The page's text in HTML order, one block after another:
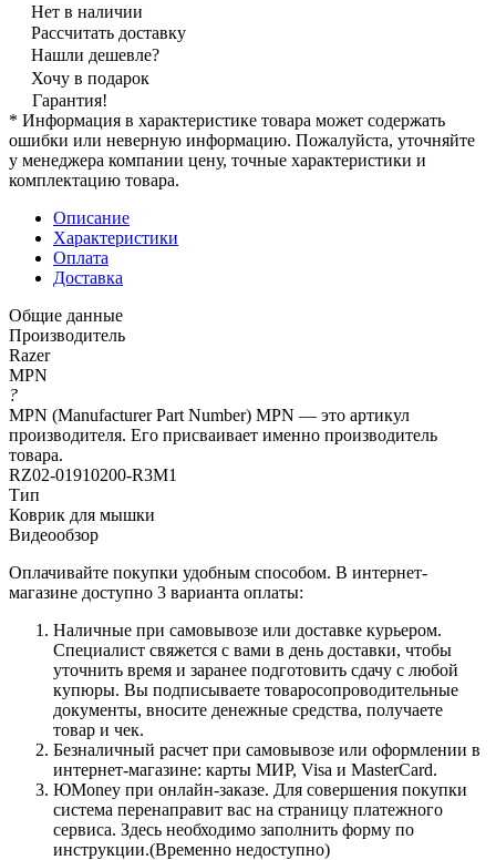
Нет в наличии
Рассчитать доставку
Нашли дешевле?
Хочу в подарок
Гарантия!
* Информация в характеристике товара может содержать
ошибки или неверную информацию. Пожалуйста, уточняйте
у менеджера компании цену, точные характеристики и
комплектацию товара.
Описание
Характеристики
Оплата
Доставка
Общие данные
Производитель
Razer
MPN
?
MPN (Manufacturer Part Number) MPN — это артикул
производителя. Его присваивает именно производитель
товара.
RZ02-01910200-R3M1
Тип
Коврик для мышки
Видеообзор
Оплачивайте покупки удобным способом. В интернет-
магазине доступно 3 варианта оплаты:
Наличные при самовывозе или доставке курьером.
Специалист свяжется с вами в день доставки, чтобы
уточнить время и заранее подготовить сдачу с любой
купюры. Вы подписываете товаросопроводительные
документы, вносите денежные средства, получаете
товар и чек.
Безналичный расчет при самовывозе или оформлении в
интернет-магазине: карты МИР, Visa и MasterCard.
ЮMoney при онлайн-заказе. Для совершения покупки
система перенаправит вас на страницу платежного
сервиса. Здесь необходимо заполнить форму по
инструкции.(Временно недоступно)